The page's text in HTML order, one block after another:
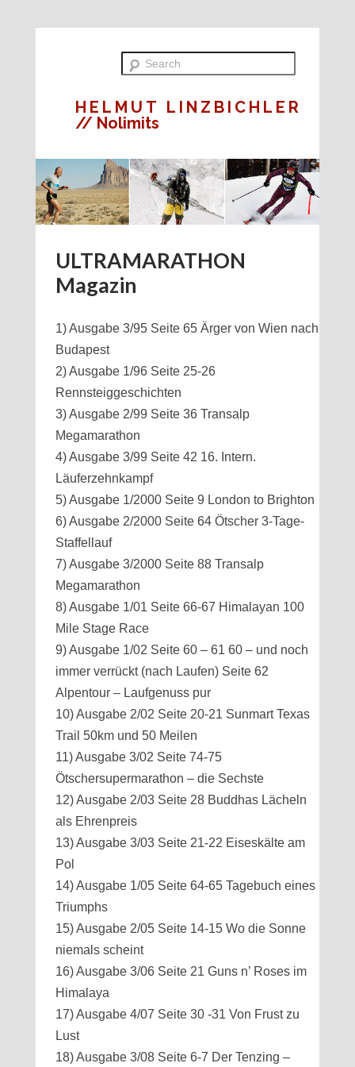
HELMUT LINZBICHLER
// Nolimits
ULTRAMARATHON
Magazin
1) Ausgabe 3/95 Seite 65 Ärger von Wien nach
Budapest
2) Ausgabe 1/96 Seite 25-26
Rennsteiggeschichten
3) Ausgabe 2/99 Seite 36 Transalp
Megamarathon
4) Ausgabe 3/99 Seite 42 16. Intern.
Läuferzehnkampf
5) Ausgabe 1/2000 Seite 9 London to Brighton
6) Ausgabe 2/2000 Seite 64 Ötscher 3-Tage-
Staffellauf
7) Ausgabe 3/2000 Seite 88 Transalp
Megamarathon
8) Ausgabe 1/01 Seite 66-67 Himalayan 100
Mile Stage Race
9) Ausgabe 1/02 Seite 60 – 61 60 – und noch
immer verrückt (nach Laufen) Seite 62
Alpentour – Laufgenuss pur
10) Ausgabe 2/02 Seite 20-21 Sunmart Texas
Trail 50km und 50 Meilen
11) Ausgabe 3/02 Seite 74-75
Ötschersupermarathon – die Sechste
12) Ausgabe 2/03 Seite 28 Buddhas Lächeln
als Ehrenpreis
13) Ausgabe 3/03 Seite 21-22 Eiseskälte am
Pol
14) Ausgabe 1/05 Seite 64-65 Tagebuch eines
Triumphs
15) Ausgabe 2/05 Seite 14-15 Wo die Sonne
niemals scheint
16) Ausgabe 3/06 Seite 21 Guns n’ Roses im
Himalaya
17) Ausgabe 4/07 Seite 30 -31 Von Frust zu
Lust
18) Ausgabe 3/08 Seite 6-7 Der Tenzing –